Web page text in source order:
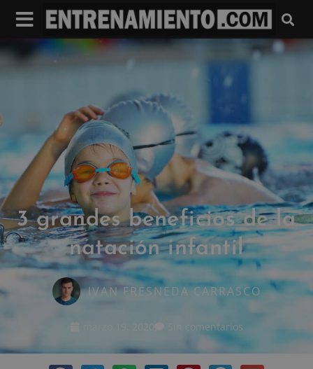
3 grandes beneficios de la
natación infantil
IVAN FRESNEDA CARRASCO
marzo 19, 2020 Sin comentarios